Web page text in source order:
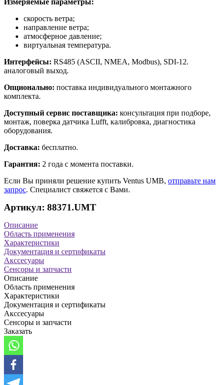
Измеряемые параметры:
скорость ветра;
направление ветра;
атмосферное давление;
виртуальная температура.
Интерфейсы: RS485 (ASCII, NMEA, Modbus), SDI-12.
аналоговый выход.
Опционально: поставка индивидуального монтажного
комплекта.
Доступный сервис поставщика: консультация при подборе,
монтаж, поверка датчика Lufft, калибровка, диагностика
оборудования.
Доставка: бесплатно.
Гарантия: 2 года с момента поставки.
Если Вы приняли решение купить Ventus UMB, отправьте нам
запрос. Специалист свяжется с Вами.
Артикул: 88371.UMT
Описание
Область применения
Характеристики
Документация и сертификаты
Акссесуары
Сенсоры и запчасти
Описание
Область применения
Характеристики
Документация и сертификаты
Акссесуары
Сенсоры и запчасти
Заказать